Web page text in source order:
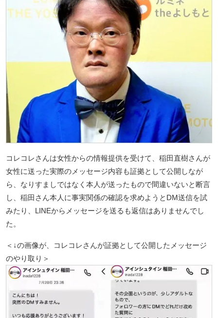
コレコレさんは女性からの情報提供を受けて、稲田直樹さんが
女性に送った実際のメッセージ内容も証拠として公開しなが
ら、なりすましではなく本人が送ったもので間違いないと断言
し、稲田さん本人に事実関係の確認を求めようとDM送信を試
みたり、LINEからメッセージを送るも返信はありませんでし
た。
＜↓の画像が、コレコレさんが証拠として公開したメッセージ
のやり取り＞